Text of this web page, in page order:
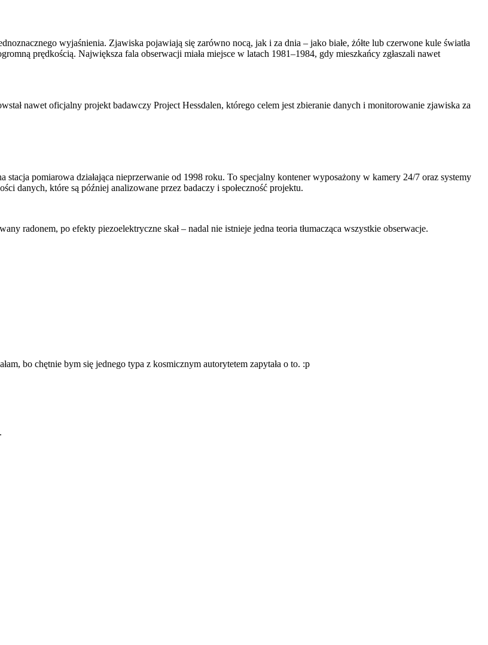
wyjaśnienia. Zjawiska pojawiają się zarówno nocą, jak i za dnia – jako białe, żółte lub czerwone kule światła
prędkością. Największa fala obserwacji miała miejsce w latach 1981–1984, gdy mieszkańcy zgłaszali nawet
nawet oficjalny projekt badawczy Project Hessdalen, którego celem jest zbieranie danych i monitorowanie zjawiska za
pomiarowa działająca nieprzerwanie od 1998 roku. To specjalny kontener wyposażony w kamery 24/7 oraz systemy
danych, które są później analizowane przez badaczy i społeczność projektu.
radonem, po efekty piezoelektryczne skał – nadal nie istnieje jedna teoria tłumacząca wszystkie obserwacje.
bo chętnie bym się jednego typa z kosmicznym autorytetem zapytała o to. :p